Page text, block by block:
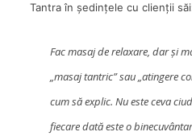
Tantra în ședințele cu clienții
Fac masaj de relaxare, dar și
„masaj tantric” sau „atingere
cum să explic. Nu este ceva
fiecare dată este o